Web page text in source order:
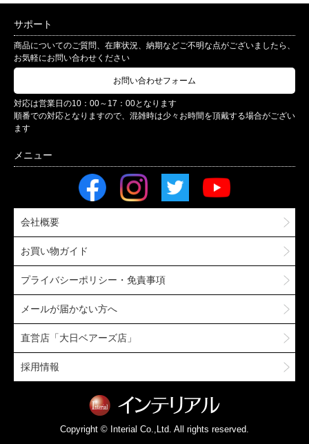
サポート
商品についてのご質問、在庫状況、納期などご不明な点がございましたら、
お気軽にお問い合わせください
お問い合わせフォーム
対応は営業日の10：00～17：00となります
順番での対応となりますので、混雑時は少々お時間を頂戴する場合がござい
ます
会社概要
お買い物ガイド
プライバシーポリシー・免責事項
メールが届かない方へ
直営店「大日ベアーズ店」
採用情報
Copyright © Interial Co.,Ltd. All rights reserved.